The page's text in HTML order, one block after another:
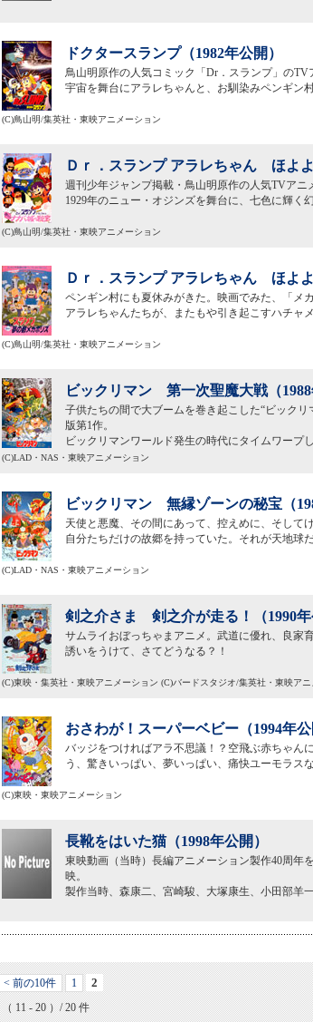
ドクタースランプ（1982年公開）
鳥山明原作の人気コミック「Dr．スランプ」のTV
宇宙を舞台にアラレちゃんと、お馴染みペンギン
(C)鳥山明/集英社・東映アニメーション
Ｄｒ．スランプ アラレちゃん ほよよ
週刊少年ジャンプ掲載・鳥山明原作の人気TVアニ
1929年のニュー・オジンズを舞台に、七色に輝く
(C)鳥山明/集英社・東映アニメーション
Ｄｒ．スランプ アラレちゃん ほよ
ペンギン村にも夏休みがきた。映画でみた、「メ
アラレちゃんたちが、またもや引き起こすハチャ
(C)鳥山明/集英社・東映アニメーション
ビックリマン 第一次聖魔大戦（1988
子供たちの間で大ブームを巻き起こした“ビック
版第1作。
ビックリマンワールド発生の時代にタイムワープ
(C)LAD・NAS・東映アニメーション
ビックリマン 無縁ゾーンの秘宝（
天使と悪魔、その間にあって、控えめに、そして
自分たちだけの故郷を持っていた。それが天地球
(C)LAD・NAS・東映アニメーション
剣之介さま 剣之介が走る！（1990年
サムライおぼっちゃまアニメ。武道に優れ、良家
誘いをうけて、さてどうなる？！
(C)東映・集英社・東映アニメーション (C)バードスタジオ/集英社・東映アニ
おさわが！スーパーベビー（1994年公
バッジをつければアラ不思議！？空飛ぶ赤ちゃん
う、驚きいっぱい、夢いっぱい、痛快ユーモラス
(C)東映・東映アニメーション
長靴をはいた猫（1998年公開）
東映動画（当時）長編アニメーション製作40周年
映。
製作当時、森康二、宮崎駿、大塚康生、小田部羊
< 前の10件 1 2
（ 11 - 20 ）/ 20 件